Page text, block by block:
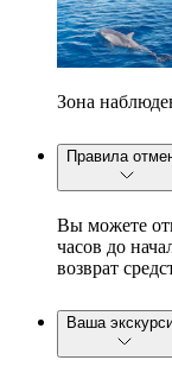
Зона
Правила
Вы можете
часов до
возврат
Ваша